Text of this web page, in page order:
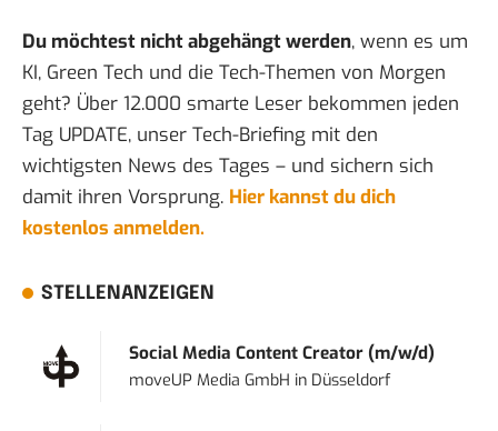
Du möchtest nicht abgehängt werden, wenn es um
KI, Green Tech und die Tech-Themen von Morgen
geht? Über 12.000 smarte Leser bekommen jeden
Tag UPDATE, unser Tech-Briefing mit den
wichtigsten News des Tages – und sichern sich
damit ihren Vorsprung. Hier kannst du dich
kostenlos anmelden.
STELLENANZEIGEN
Social Media Content Creator (m/w/d)
moveUP Media GmbH in Düsseldorf